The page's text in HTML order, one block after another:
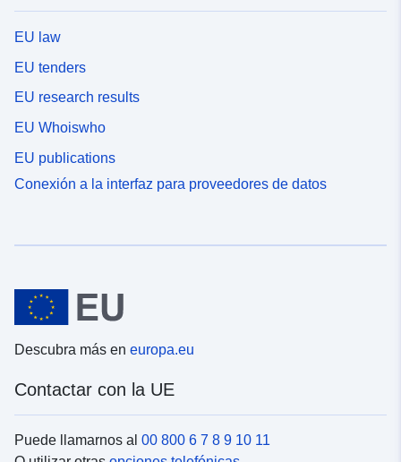
EU law
EU tenders
EU research results
EU Whoiswho
EU publications
Conexión a la interfaz para proveedores de datos
Descubra más en europa.eu
Contactar con la UE
Puede llamarnos al 00 800 6 7 8 9 10 11